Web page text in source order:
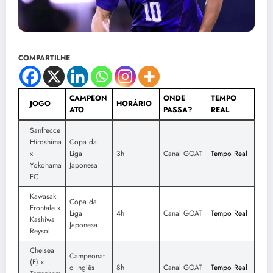
COMPARTILHE
JOGO
CAMPEON
ATO
HORÁRIO
ONDE
PASSA?
TEMPO
REAL
Sanfrecce
Hiroshima
x
Yokohama
FC
Copa da
Liga
Japonesa
3h Canal GOAT Tempo Real
Kawasaki
Frontale x
Kashiwa
Reysol
Copa da
Liga
Japonesa
4h Canal GOAT Tempo Real
Chelsea
(F) x
Campeonat
o Inglês
8h Canal GOAT Tempo Real